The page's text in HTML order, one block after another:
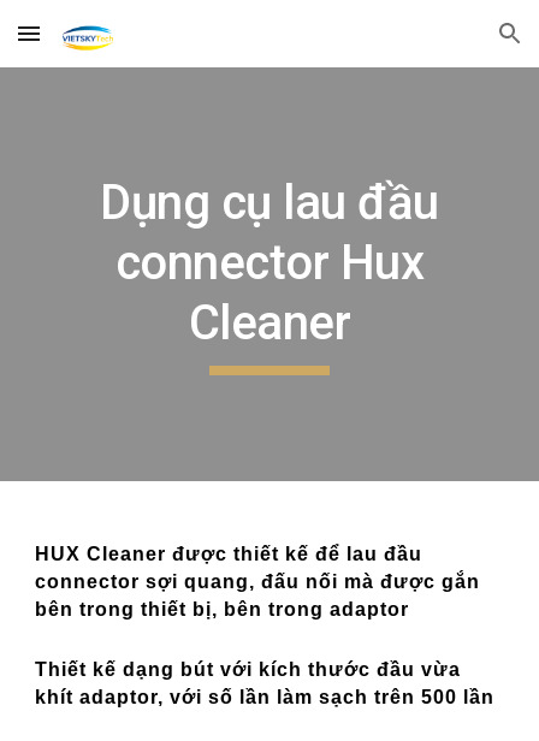
Skip to main content Skip to navigation
Dụng cụ lau đầu
connector Hux
Cleaner
HUX Cleaner được thiết kế để lau đầu
connector sợi quang, đấu nối mà được gắn
bên trong thiết bị, bên trong adaptor
Thiết kế dạng bút với kích thước đầu vừa
khít adaptor, với số lần làm sạch trên 500 lần